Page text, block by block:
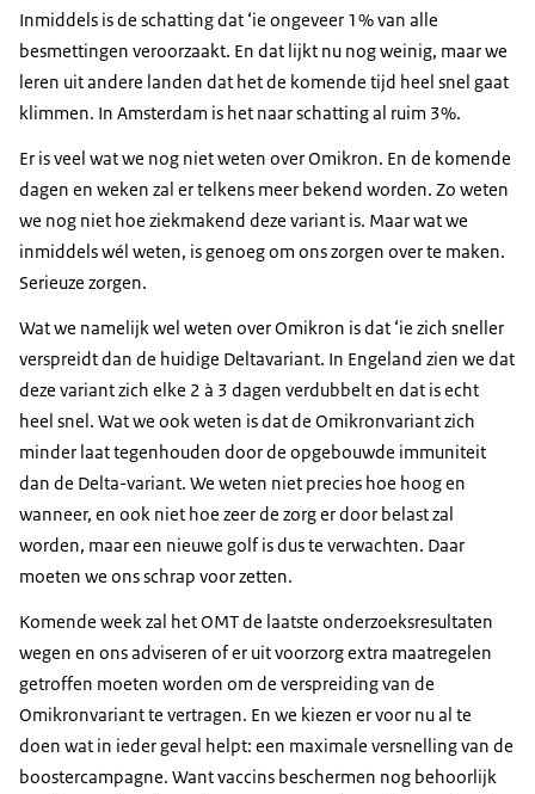
Inmiddels is de schatting dat ‘ie ongeveer 1% van alle
besmettingen veroorzaakt. En dat lijkt nu nog weinig, maar we
leren uit andere landen dat het de komende tijd heel snel gaat
klimmen. In Amsterdam is het naar schatting al ruim 3%.
Er is veel wat we nog niet weten over Omikron. En de komende
dagen en weken zal er telkens meer bekend worden. Zo weten
we nog niet hoe ziekmakend deze variant is. Maar wat we
inmiddels wél weten, is genoeg om ons zorgen over te maken.
Serieuze zorgen.
Wat we namelijk wel weten over Omikron is dat ‘ie zich sneller
verspreidt dan de huidige Deltavariant. In Engeland zien we dat
deze variant zich elke 2 à 3 dagen verdubbelt en dat is echt
heel snel. Wat we ook weten is dat de Omikronvariant zich
minder laat tegenhouden door de opgebouwde immuniteit
dan de Delta-variant. We weten niet precies hoe hoog en
wanneer, en ook niet hoe zeer de zorg er door belast zal
worden, maar een nieuwe golf is dus te verwachten. Daar
moeten we ons schrap voor zetten.
Komende week zal het OMT de laatste onderzoeksresultaten
wegen en ons adviseren of er uit voorzorg extra maatregelen
getroffen moeten worden om de verspreiding van de
Omikronvariant te vertragen. En we kiezen er voor nu al te
doen wat in ieder geval helpt: een maximale versnelling van de
boostercampagne. Want vaccins beschermen nog behoorlijk